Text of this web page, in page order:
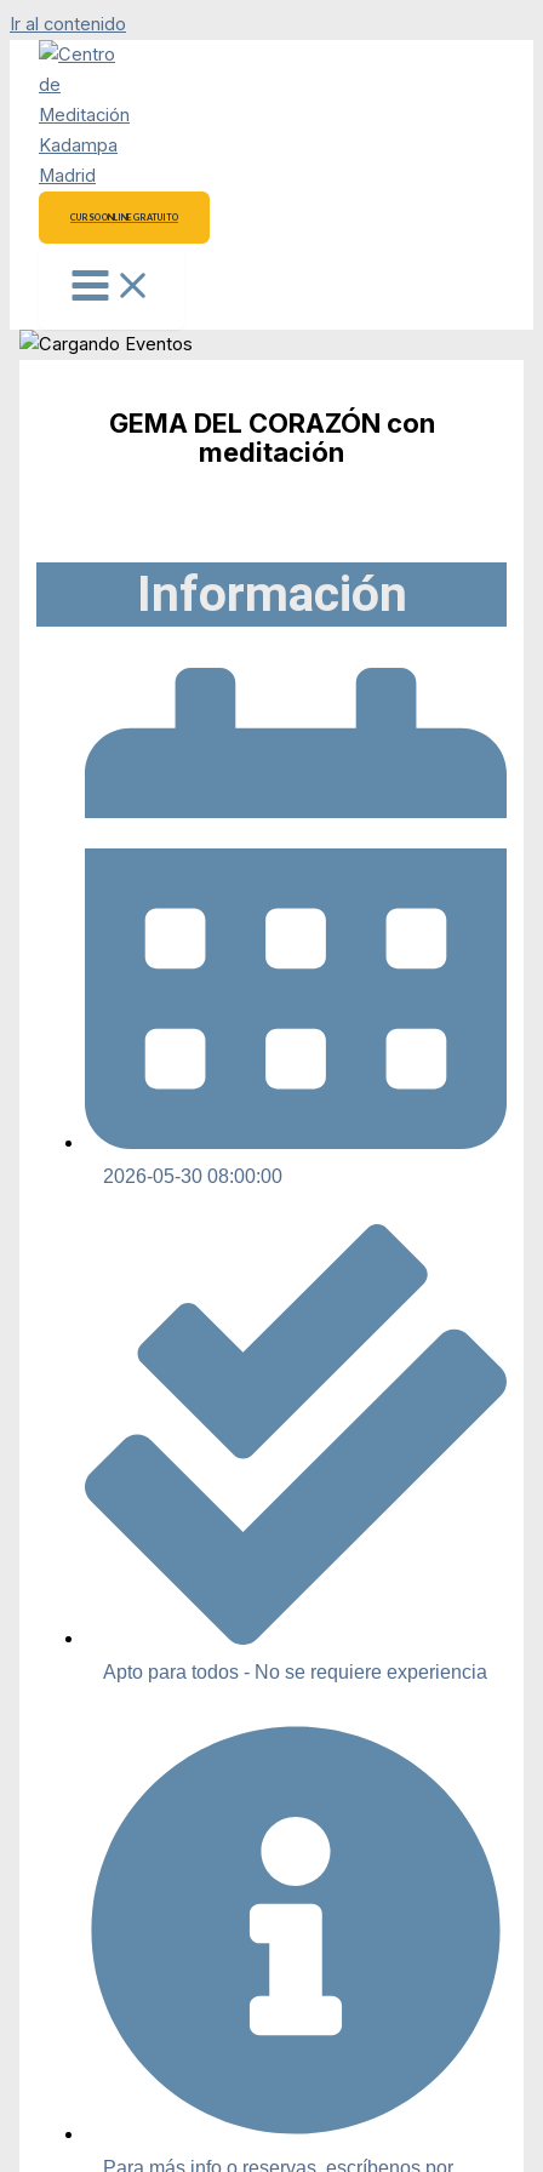
Ir al contenido
CURSO ONLINE GRATUITO
GEMA DEL CORAZÓN con
meditación
Información
2026-05-30 08:00:00
Apto para todos - No se requiere experiencia
Para más info o reservas, escríbenos por